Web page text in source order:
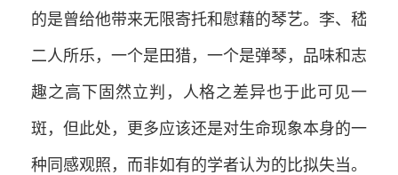
的是曾给他带来无限寄托和慰藉的琴艺。李、嵇
二人所乐，一个是田猎，一个是弹琴，品味和志
趣之高下固然立判，人格之差异也于此可见一
斑，但此处，更多应该还是对生命现象本身的一
种同感观照，而非如有的学者认为的比拟失当。